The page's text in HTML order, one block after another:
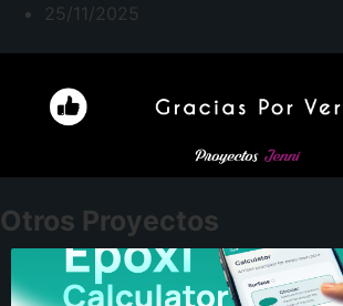
25/11/2025
Otros Proyectos